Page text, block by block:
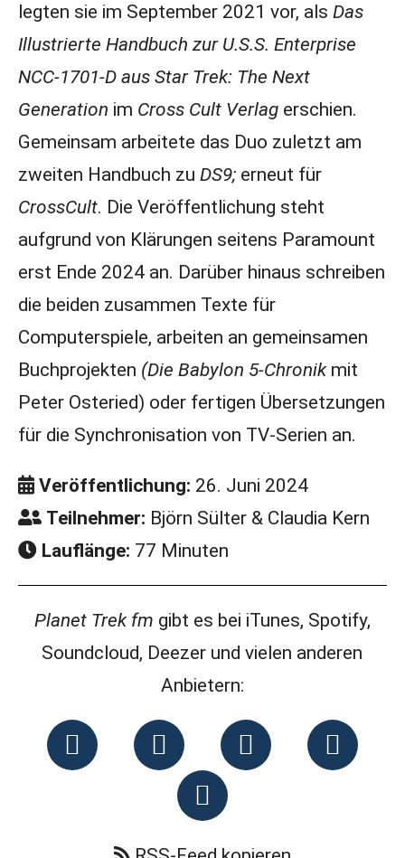
legten sie im September 2021 vor, als Das
Illustrierte Handbuch zur U.S.S. Enterprise
NCC-1701-D aus Star Trek: The Next
Generation im Cross Cult Verlagerschien.
Gemeinsam arbeitete das Duo zuletzt am
zweiten Handbuch zu DS9;erneut für
CrossCult. Die Veröffentlichung steht
aufgrund von Klärungen seitens Paramount
erst Ende 2024 an. Darüber hinaus schreiben
die beiden zusammen Texte für
Computerspiele, arbeiten an gemeinsamen
Buchprojekten (Die Babylon 5-Chronikmit
Peter Osteried) oder fertigen Übersetzungen
für die Synchronisation von TV-Serien an.
Veröffentlichung: 26. Juni 2024
Teilnehmer: Björn Sülter & Claudia Kern
Lauflänge: 77 Minuten
Planet Trek fm gibt es bei iTunes, Spotify,
Soundcloud, Deezer und vielen anderen
Anbietern: